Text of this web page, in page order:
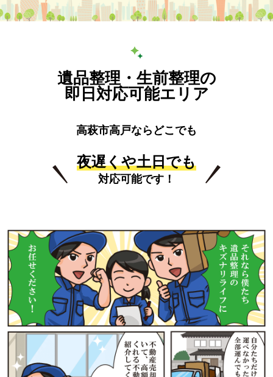
遺品整理・生前整理の
即日対応可能エリア
高萩市高戸ならどこでも
夜遅くや土日でも
対応可能です！